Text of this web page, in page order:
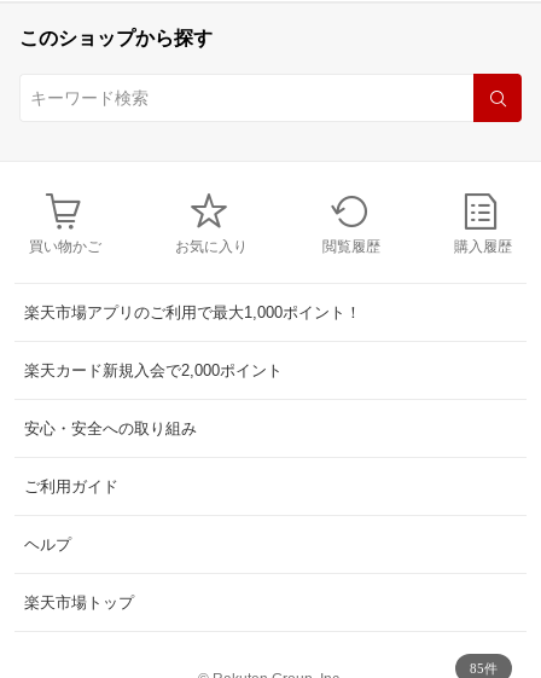
85件
このショップから探す
買い物かご お気に入り 閲覧履歴 購入履歴
楽天市場アプリのご利用で最大1,000ポイント！
楽天カード新規入会で2,000ポイント
安心・安全への取り組み
ご利用ガイド
ヘルプ
楽天市場トップ